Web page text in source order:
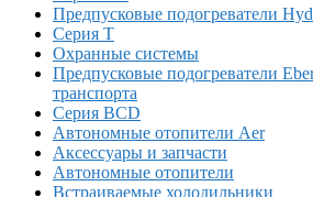
Предпусковые подогреватели
Серия T
Охранные системы
Предпусковые подогреватели
транспорта
Серия BCD
Автономные отопители Аer
Аксессуары и запчасти
Автономные отопители
Встраиваемые холодильники